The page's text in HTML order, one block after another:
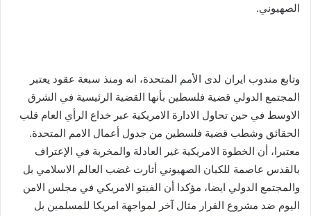
الصهيوني.
وتابع مندوب ايران لدى الأمم المتحدة، انه ومنذ سبعة عقود يعتبر
المجتمع الدولي قضية فلسطين بأنها القضية الرئيسية في الشرق
الاوسط في حين تحاول الادارة الامريكية عبر خداع الرأي العام قلب
الحقائق وشطب قضية فلسطين من جدول أعمال الامم المتحدة.
معتبرا، أن الخطوة الامريكية غير العادلة والمخربة في الإعتراف
بالقدس عاصمة للكيان الصهيوني أثارت غضب العالم الاسلامي بل
والمجتمع الدولي ايضا، مؤكدا أن الفيتو الامريكي في مجلس الامن
اليوم ضد مشروع القرار مثال آخر لمواجهة امريكا للمسلمين بل